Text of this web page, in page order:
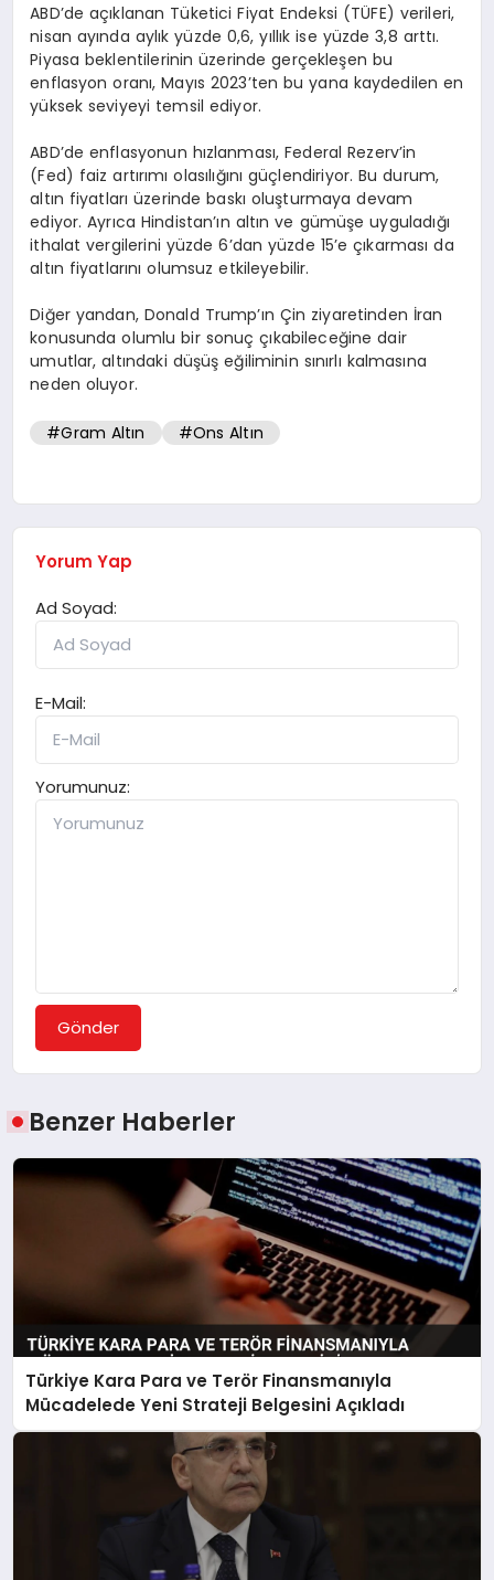
ABD’de açıklanan Tüketici Fiyat Endeksi (TÜFE) verileri,
nisan ayında aylık yüzde 0,6, yıllık ise yüzde 3,8 arttı.
Piyasa beklentilerinin üzerinde gerçekleşen bu
enflasyon oranı, Mayıs 2023’ten bu yana kaydedilen en
yüksek seviyeyi temsil ediyor.
ABD’de enflasyonun hızlanması, Federal Rezerv’in
(Fed) faiz artırımı olasılığını güçlendiriyor. Bu durum,
altın fiyatları üzerinde baskı oluşturmaya devam
ediyor. Ayrıca Hindistan’ın altın ve gümüşe uyguladığı
ithalat vergilerini yüzde 6’dan yüzde 15’e çıkarması da
altın fiyatlarını olumsuz etkileyebilir.
Diğer yandan, Donald Trump’ın Çin ziyaretinden İran
konusunda olumlu bir sonuç çıkabileceğine dair
umutlar, altındaki düşüş eğiliminin sınırlı kalmasına
neden oluyor.
#Gram Altın #Ons Altın
Yorum Yap
Ad Soyad:
E-Mail:
Yorumunuz:
Gönder
Benzer Haberler
Türkiye Kara Para ve Terör Finansmanıyla
Mücadelede Yeni Strateji Belgesini Açıkladı